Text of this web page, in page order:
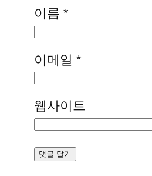
이름 *
이메일 *
웹사이트